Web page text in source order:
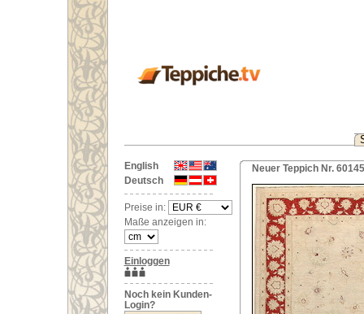
English
Deutsch
Preise in:
Maße anzeigen in:
Einloggen
Noch kein Kunden-
Login?
Neuer Teppich Nr.